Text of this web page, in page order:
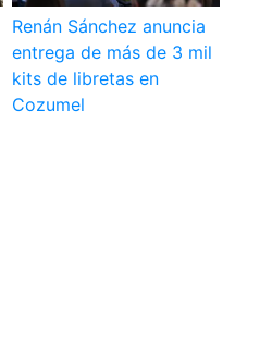
Renán Sánchez anuncia
entrega de más de 3 mil
kits de libretas en
Cozumel